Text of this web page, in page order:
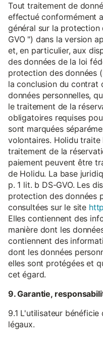
Tout traitement de
effectué conformément
général sur la protection
GVO ") dans la version
et, en particulier, aux
des données de la loi
protection des données
la conclusion du contrat
données personnelles,
le traitement de la
obligatoires requises
sont marquées
volontaires. Holidu traite
traitement de la
paiement peuvent être
de Holidu. La base
p. 1 lit. b DS-GVO. Les
protection des données
consultées sur le site
Elles contiennent des
manière dont les
contiennent des
dont les données
elles sont protégées et
cet égard.
9. Garantie,
9.1 L'utilisateur
légaux.